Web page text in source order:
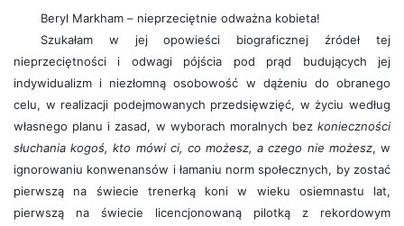
Beryl Markham – nieprzeciętnie odważna kobieta!
Szukałam w jej opowieści biograficznej źródeł tej
nieprzeciętności i odwagi pójścia pod prąd budujących jej
indywidualizm i niezłomną osobowość w dążeniu do obranego
celu, w realizacji podejmowanych przedsięwzięć, w życiu według
własnego planu i zasad, w wyborach moralnych bez konieczności
słuchania kogoś, kto mówi ci, co możesz, a czego nie możesz, w
ignorowaniu konwenansów i łamaniu norm społecznych, by zostać
pierwszą na świecie trenerką koni w wieku osiemnastu lat,
pierwszą na świecie licencjonowaną pilotką z rekordowym